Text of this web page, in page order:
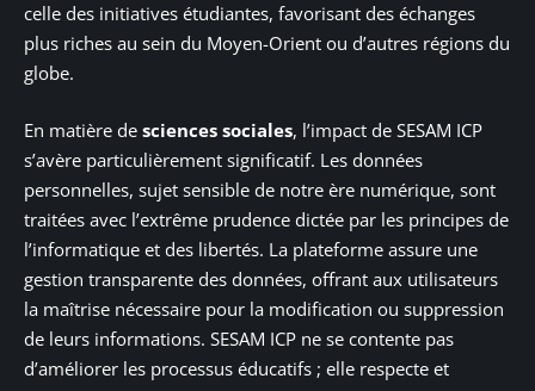
celle des initiatives étudiantes, favorisant des échanges
plus riches au sein du Moyen-Orient ou d’autres régions du
globe.
En matière de sciences sociales, l’impact de SESAM ICP
s’avère particulièrement significatif. Les données
personnelles, sujet sensible de notre ère numérique, sont
traitées avec l’extrême prudence dictée par les principes de
l’informatique et des libertés. La plateforme assure une
gestion transparente des données, offrant aux utilisateurs
la maîtrise nécessaire pour la modification ou suppression
de leurs informations. SESAM ICP ne se contente pas
d’améliorer les processus éducatifs ; elle respecte et